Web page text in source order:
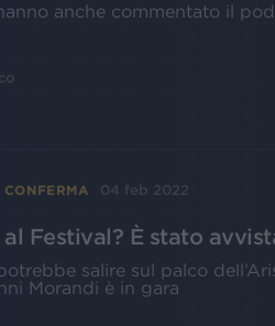
anche commentato il
04 feb 2022
Festival? È stato
salire sul palco
Morandi è in gara